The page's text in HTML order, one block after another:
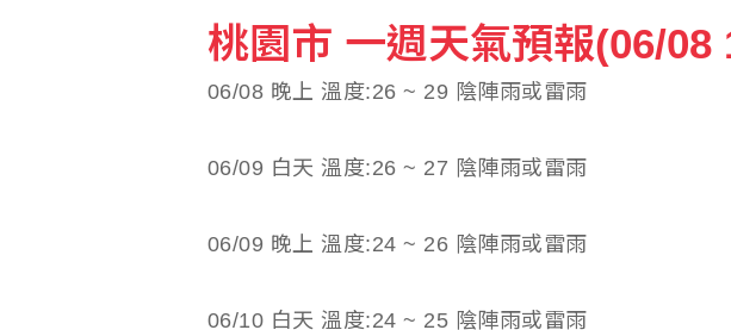
總統：勞工是經濟進步幕後英雄 盼支持政府政
桃園市 一週天氣預報(06/08
06/08 晚上 溫度:26 ~ 29 陰陣雨或雷雨
06/09 白天 溫度:26 ~ 27 陰陣雨或雷雨
06/09 晚上 溫度:24 ~ 26 陰陣雨或雷雨
06/10 白天 溫度:24 ~ 25 陰陣雨或雷雨